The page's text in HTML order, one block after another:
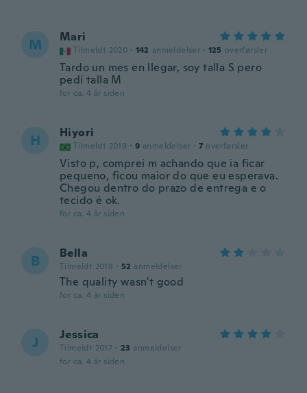
M Mari
Tilmeldt 2020 · 142 anmeldelser · 125 overførsler
Tardo un mes en llegar, soy talla S pero
pedí talla M
for ca. 4 år siden
H Hiyori
Tilmeldt 2019 · 9 anmeldelser · 7 overførsler
Visto p, comprei m achando que ia ficar
pequeno, ficou maior do que eu esperava.
Chegou dentro do prazo de entrega e o
tecido é ok.
for ca. 4 år siden
B Bella
Tilmeldt 2018 · 52 anmeldelser
The quality wasn't good
for ca. 4 år siden
J Jessica
Tilmeldt 2017 · 23 anmeldelser
for ca. 4 år siden